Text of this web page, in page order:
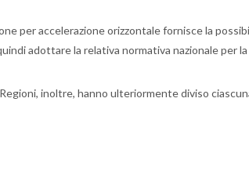
per accelerazione orizzontale fornisce la
adottare la relativa normativa nazionale per
inoltre, hanno ulteriormente diviso